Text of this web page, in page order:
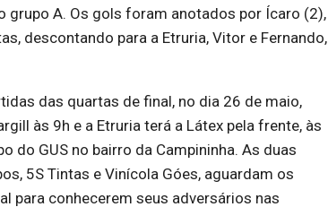
grupo A. Os gols foram anotados por Ícaro (2),
descontando para a Etruria, Vitor e Fernando,
das quartas de final, no dia 26 de maio,
às 9h e a Etruria terá a Látex pela frente, às
do GUS no bairro da Campininha. As duas
5S Tintas e Vinícola Góes, aguardam os
para conhecerem seus adversários nas